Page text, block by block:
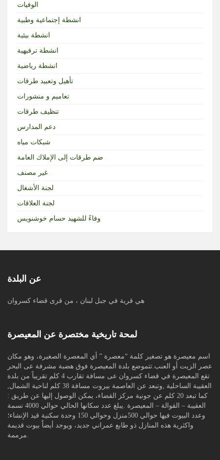
الوفيات
انشطة إجتماعية وطبية
انشطة بيئية
انشطة ترفيهية
انشطة رياضية
تأهيل وتعبيد طرقات
تعاميم و منشورات
تنظيف طرقات
دعم المدارس
شبكات مياه
ضم طرقات إلى الإملاك العامة
غير مصنف
لجنة الأشغال
لجنة العلاقات
وفاءً للشهيد حسام خوشنويس
عن البلدة
هي قرية في جبل لبنان ، من قرى قضاء كسروان
لمحة تاريخية مختصرة عن المعيصرة
اسم معيصرة هو تصغير كلمة “معصرة ” أي المعصرة الصغيرة، وهو مكان
عصر الزيت أو العنب.تتموضع بلدة المعيصرة فوق هضبة مشرفة عى البحر
تقع المعيصرة في قضاء كسروان عى مسافة تقارب 4 كلم تقريباً من بلدة
العقيبة الساحلية ,وتبعد عن العاصمة بيروت مسافة 38 كلم لناحية الشمال,
كما تبعد 20 كلم عن جونية مركز القضاء، يمكن الوصول إليها عن طريق :
العقيبة – القوالة – المعيصرة .يبلغ عدد سكانها الحالي حوالي 4000 نسمة
وعدد البيوت فيها حوالي 500منزل وحوالي 150 وحدة سكنية قيد الإنشاء؛
واكثرية هذه المنازل ذو طابع عمراني جديد، ويوجد أيضاٌ بيوت قديمة